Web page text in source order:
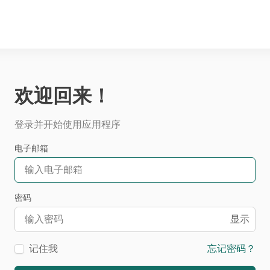
欢迎回来！
登录并开始使用应用程序
电子邮箱
密码
显示
记住我 忘记密码？